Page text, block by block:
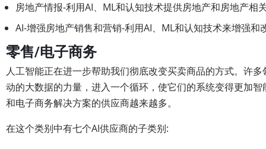
房地产情报-利用AI、ML和认知技术提供房地产和房地产相
AI-增强房地产销售和营销-利用AI、ML和认知技术来增强
零售/电子商务
人工智能正在进一步帮助我们彻底改变买卖商品的方式。许
动的大数据的力量，进入一个循环，使它们的系统变得更加
和电子商务解决方案的供应商越来越多。
在这个类别中有七个AI供应商的子类别: